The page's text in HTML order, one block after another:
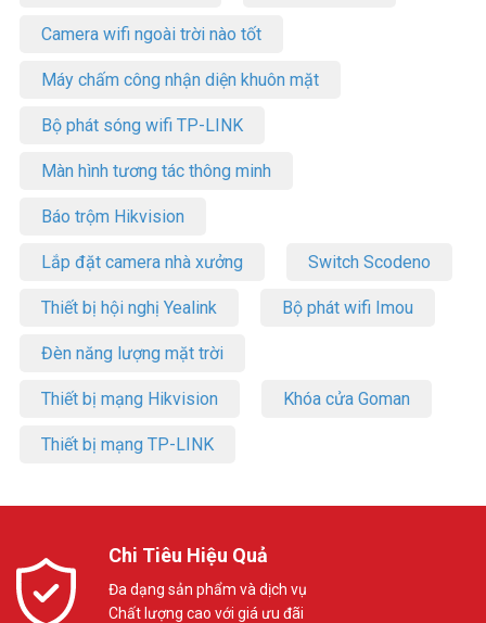
Camera wifi ngoài trời nào tốt
Máy chấm công nhận diện khuôn mặt
Bộ phát sóng wifi TP-LINK
Màn hình tương tác thông minh
Báo trộm Hikvision
Lắp đặt camera nhà xưởng Switch Scodeno
Thiết bị hội nghị Yealink Bộ phát wifi Imou
Đèn năng lượng mặt trời
Thiết bị mạng Hikvision Khóa cửa Goman
Thiết bị mạng TP-LINK
Chi Tiêu Hiệu Quả
Đa dạng sản phẩm và dịch vụ
Chất lượng cao với giá ưu đãi